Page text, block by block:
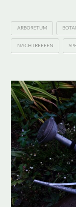
ARBORETUM
NACHTREFFEN